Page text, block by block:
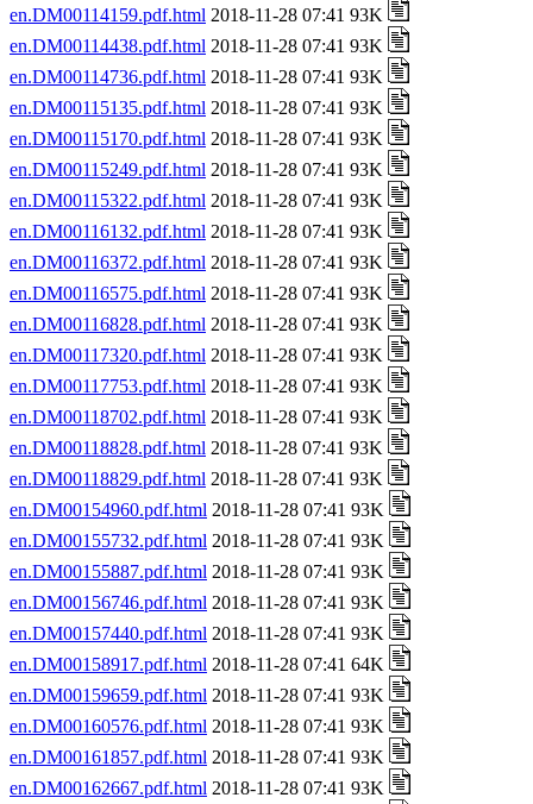
en.DM00114159.pdf.html 2018-11-28 07:41 93K
en.DM00114438.pdf.html 2018-11-28 07:41 93K
en.DM00114736.pdf.html 2018-11-28 07:41 93K
en.DM00115135.pdf.html 2018-11-28 07:41 93K
en.DM00115170.pdf.html 2018-11-28 07:41 93K
en.DM00115249.pdf.html 2018-11-28 07:41 93K
en.DM00115322.pdf.html 2018-11-28 07:41 93K
en.DM00116132.pdf.html 2018-11-28 07:41 93K
en.DM00116372.pdf.html 2018-11-28 07:41 93K
en.DM00116575.pdf.html 2018-11-28 07:41 93K
en.DM00116828.pdf.html 2018-11-28 07:41 93K
en.DM00117320.pdf.html 2018-11-28 07:41 93K
en.DM00117753.pdf.html 2018-11-28 07:41 93K
en.DM00118702.pdf.html 2018-11-28 07:41 93K
en.DM00118828.pdf.html 2018-11-28 07:41 93K
en.DM00118829.pdf.html 2018-11-28 07:41 93K
en.DM00154960.pdf.html 2018-11-28 07:41 93K
en.DM00155732.pdf.html 2018-11-28 07:41 93K
en.DM00155887.pdf.html 2018-11-28 07:41 93K
en.DM00156746.pdf.html 2018-11-28 07:41 93K
en.DM00157440.pdf.html 2018-11-28 07:41 93K
en.DM00158917.pdf.html 2018-11-28 07:41 64K
en.DM00159659.pdf.html 2018-11-28 07:41 93K
en.DM00160576.pdf.html 2018-11-28 07:41 93K
en.DM00161857.pdf.html 2018-11-28 07:41 93K
en.DM00162667.pdf.html 2018-11-28 07:41 93K